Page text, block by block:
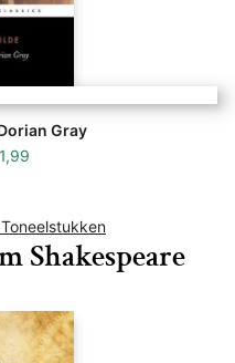
Gray
Shakespeare